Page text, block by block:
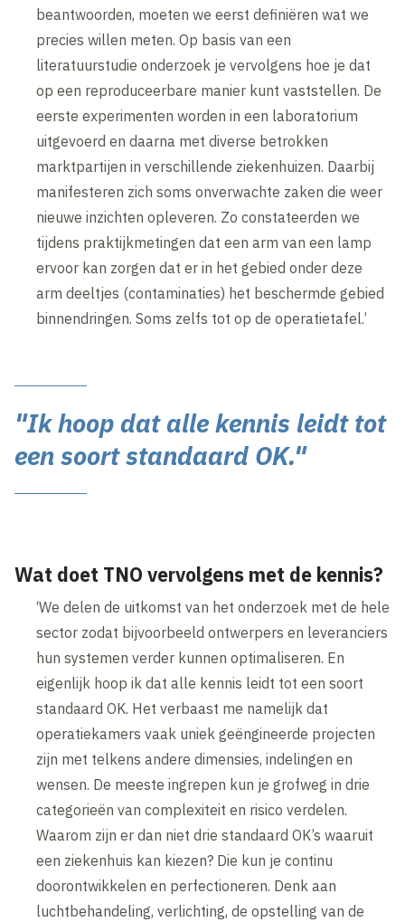
beantwoorden, moeten we eerst definiëren wat we
precies willen meten. Op basis van een
literatuurstudie onderzoek je vervolgens hoe je dat
op een reproduceerbare manier kunt vaststellen. De
eerste experimenten worden in een laboratorium
uitgevoerd en daarna met diverse betrokken
marktpartijen in verschillende ziekenhuizen. Daarbij
manifesteren zich soms onverwachte zaken die weer
nieuwe inzichten opleveren. Zo constateerden we
tijdens praktijkmetingen dat een arm van een lamp
ervoor kan zorgen dat er in het gebied onder deze
arm deeltjes (contaminaties) het beschermde gebied
binnendringen. Soms zelfs tot op de operatietafel.’
"Ik hoop dat alle kennis leidt tot
een soort standaard OK."
Wat doet TNO vervolgens met de kennis?
‘We delen de uitkomst van het onderzoek met de hele
sector zodat bijvoorbeeld ontwerpers en leveranciers
hun systemen verder kunnen optimaliseren. En
eigenlijk hoop ik dat alle kennis leidt tot een soort
standaard OK. Het verbaast me namelijk dat
operatiekamers vaak uniek geëngineerde projecten
zijn met telkens andere dimensies, indelingen en
wensen. De meeste ingrepen kun je grofweg in drie
categorieën van complexiteit en risico verdelen.
Waarom zijn er dan niet drie standaard OK’s waaruit
een ziekenhuis kan kiezen? Die kun je continu
doorontwikkelen en perfectioneren. Denk aan
luchtbehandeling, verlichting, de opstelling van de